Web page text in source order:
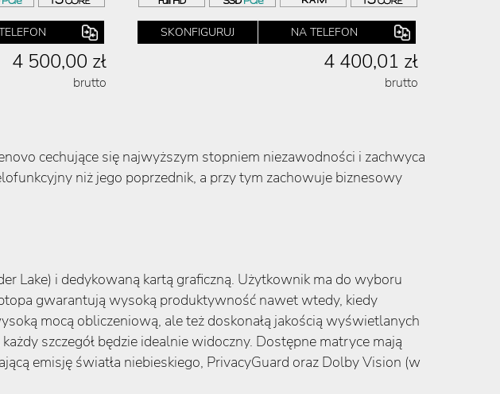
4 500,00 zł
brutto
SKONFIGURUJ NA TELEFON
4 400,01 zł
brutto
cechujące się najwyższym stopniem niezawodności i zachwyca
niż jego poprzednik, a przy tym zachowuje biznesowy
Lake) i dedykowaną kartą graficzną. Użytkownik ma do wyboru
gwarantują wysoką produktywność nawet wtedy, kiedy
mocą obliczeniową, ale też doskonałą jakością wyświetlanych
szczegół będzie idealnie widoczny. Dostępne matryce mają
emisję światła niebieskiego, PrivacyGuard oraz Dolby Vision (w